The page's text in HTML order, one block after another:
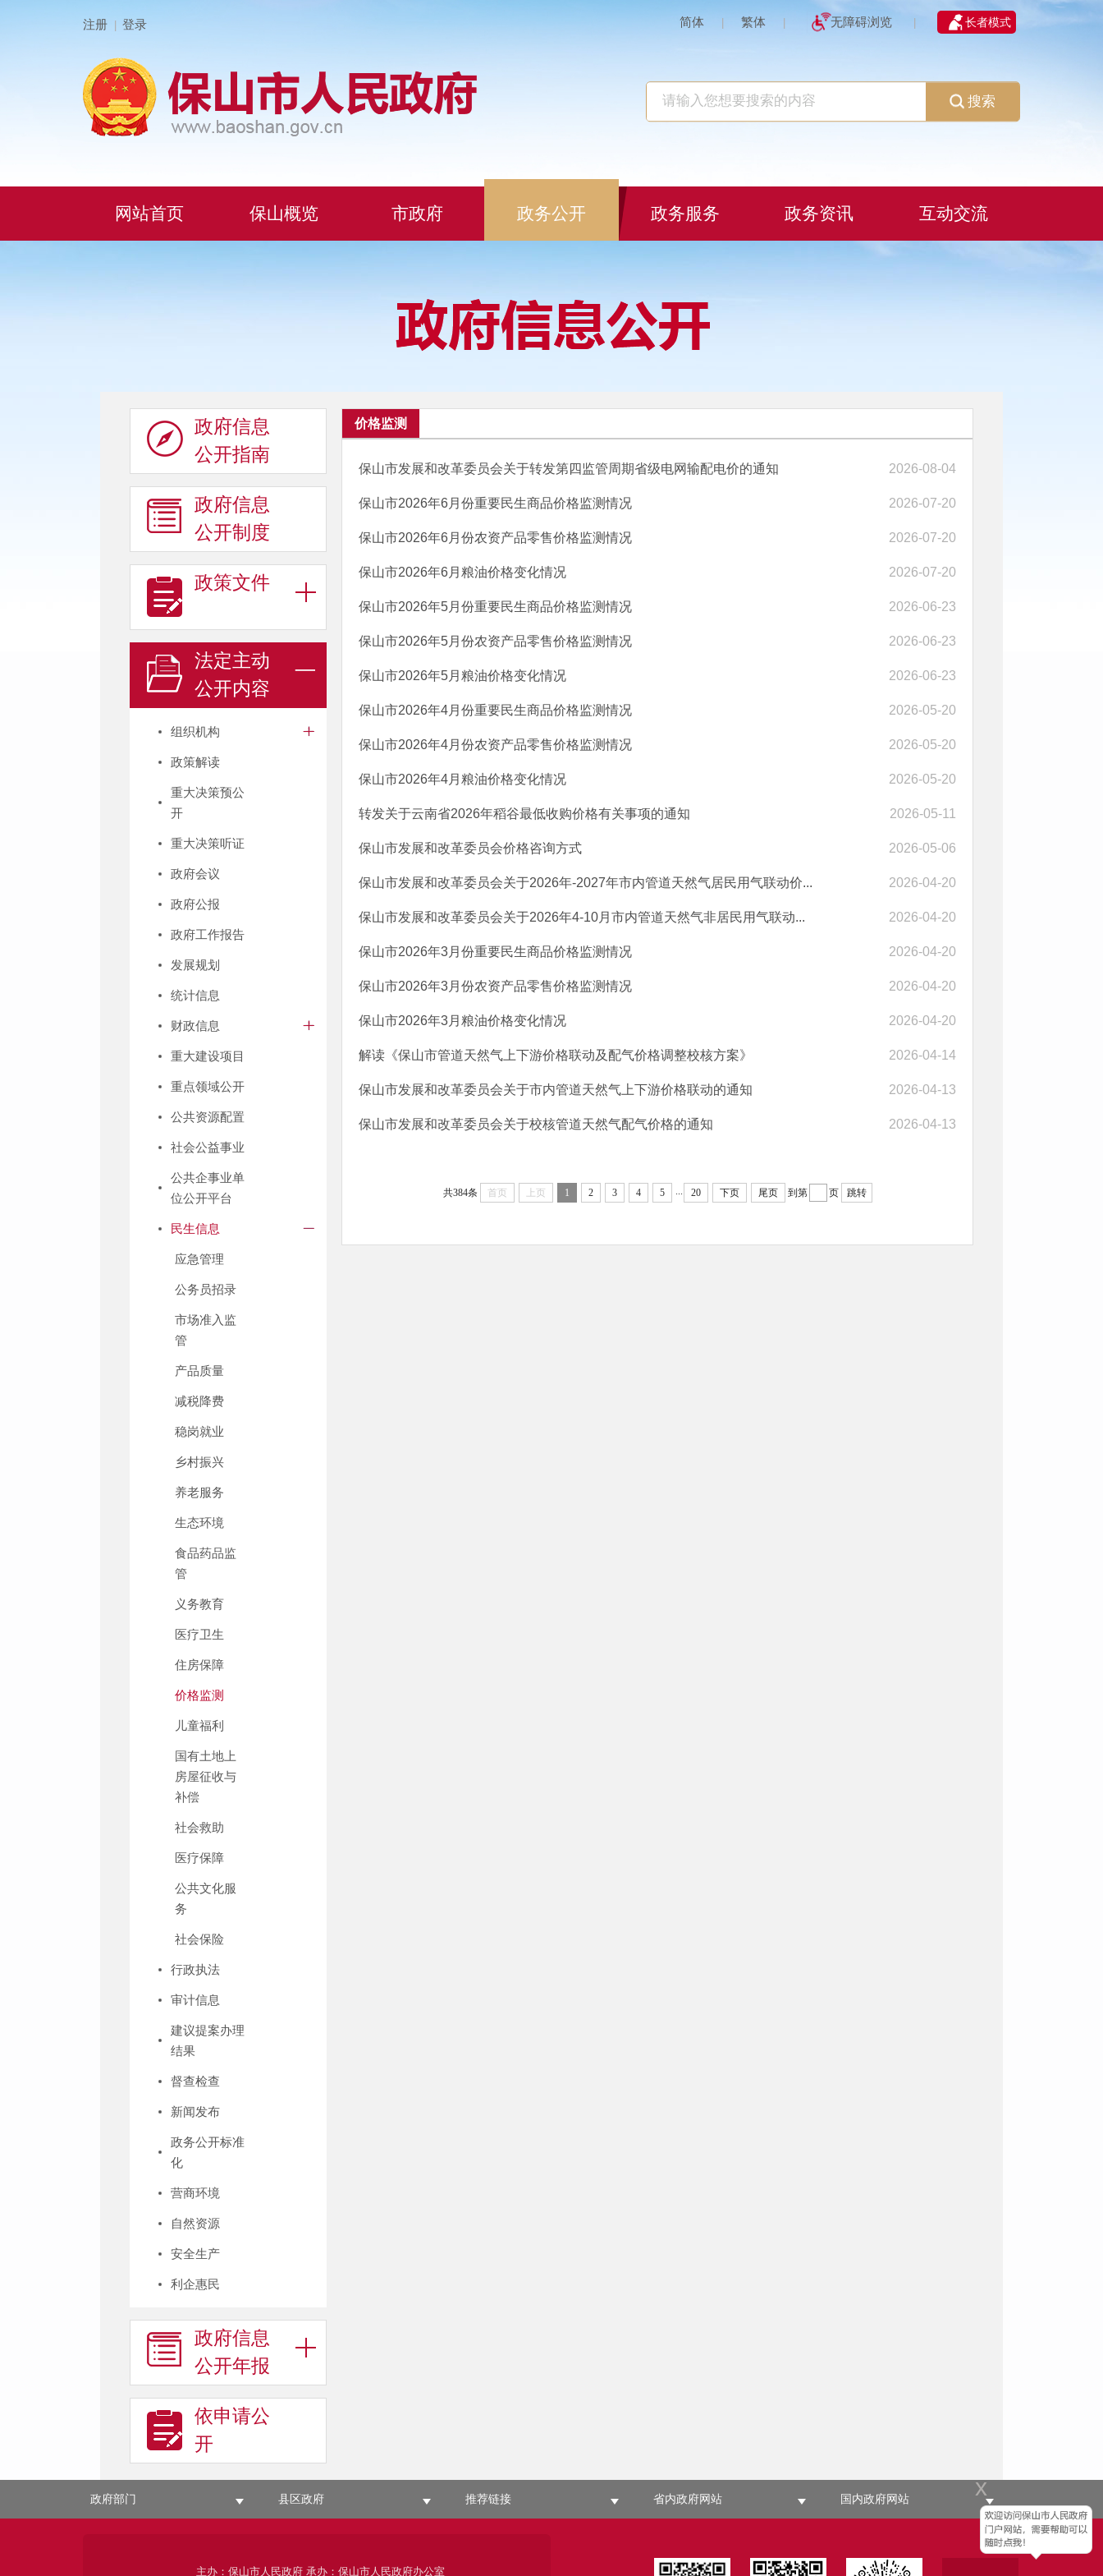
注册 登录 简体 | 繁体 | 无障碍浏览 | 长者模式
x
搜索
网站首页 保山概览 市政府 政务公开 政务服务 政务资讯 互动交流
政府信息
公开指南
政府信息
公开制度
政策文件
法定主动
公开内容
组织机构
政策解读
重大决策预公
开
重大决策听证
政府会议
政府公报
政府工作报告
发展规划
统计信息
财政信息
重大建设项目
重点领域公开
公共资源配置
社会公益事业
公共企事业单
位公开平台
民生信息
应急管理
公务员招录
市场准入监
管
产品质量
减税降费
稳岗就业
乡村振兴
养老服务
生态环境
食品药品监
管
义务教育
医疗卫生
住房保障
价格监测
儿童福利
国有土地上
房屋征收与
补偿
社会救助
医疗保障
公共文化服
务
社会保险
行政执法
审计信息
建议提案办理
结果
督查检查
新闻发布
政务公开标准
化
营商环境
自然资源
安全生产
利企惠民
政府信息
公开年报
依申请公
开
价格监测
保山市发展和改革委员会关于转发第四监管周期省级电网输配电价的通知 2026-08-04
保山市2026年6月份重要民生商品价格监测情况 2026-07-20
保山市2026年6月份农资产品零售价格监测情况 2026-07-20
保山市2026年6月粮油价格变化情况 2026-07-20
保山市2026年5月份重要民生商品价格监测情况 2026-06-23
保山市2026年5月份农资产品零售价格监测情况 2026-06-23
保山市2026年5月粮油价格变化情况 2026-06-23
保山市2026年4月份重要民生商品价格监测情况 2026-05-20
保山市2026年4月份农资产品零售价格监测情况 2026-05-20
保山市2026年4月粮油价格变化情况 2026-05-20
转发关于云南省2026年稻谷最低收购价格有关事项的通知 2026-05-11
保山市发展和改革委员会价格咨询方式 2026-05-06
保山市发展和改革委员会关于2026年-2027年市内管道天然气居民用气联动价... 2026-04-20
保山市发展和改革委员会关于2026年4-10月市内管道天然气非居民用气联动... 2026-04-20
保山市2026年3月份重要民生商品价格监测情况 2026-04-20
保山市2026年3月份农资产品零售价格监测情况 2026-04-20
保山市2026年3月粮油价格变化情况 2026-04-20
解读《保山市管道天然气上下游价格联动及配气价格调整校核方案》 2026-04-14
保山市发展和改革委员会关于市内管道天然气上下游价格联动的通知 2026-04-13
保山市发展和改革委员会关于校核管道天然气配气价格的通知 2026-04-13
共384条 首页 上页 1 2 3 4 5 ... 20 下页 尾页 到第 页 跳转
政府部门 县区政府 推荐链接 省内政府网站 国内政府网站
主办：保山市人民政府 承办：保山市人民政府办公室